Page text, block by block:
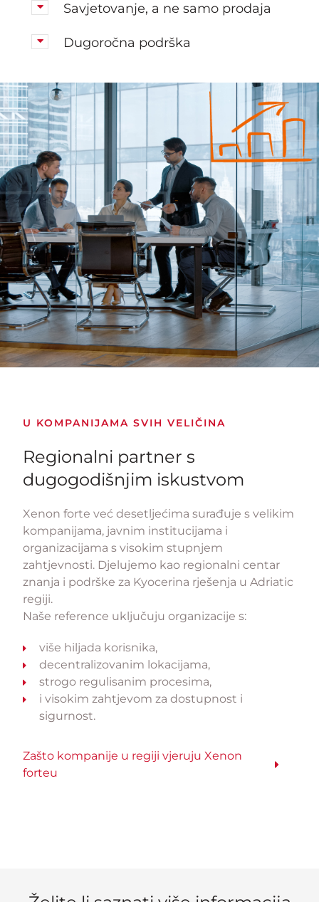
Savjetovanje, a ne samo prodaja
Dugoročna podrška
U KOMPANIJAMA SVIH VELIČINA
Regionalni partner s
dugogodišnjim iskustvom
Xenon forte već desetljećima surađuje s velikim
kompanijama, javnim institucijama i
organizacijama s visokim stupnjem
zahtjevnosti. Djelujemo kao regionalni centar
znanja i podrške za Kyocerina rješenja u Adriatic
regiji.
Naše reference uključuju organizacije s:
više hiljada korisnika,
decentralizovanim lokacijama,
strogo regulisanim procesima,
i visokim zahtjevom za dostupnost i
sigurnost.
Zašto kompanije u regiji vjeruju Xenon
forteu